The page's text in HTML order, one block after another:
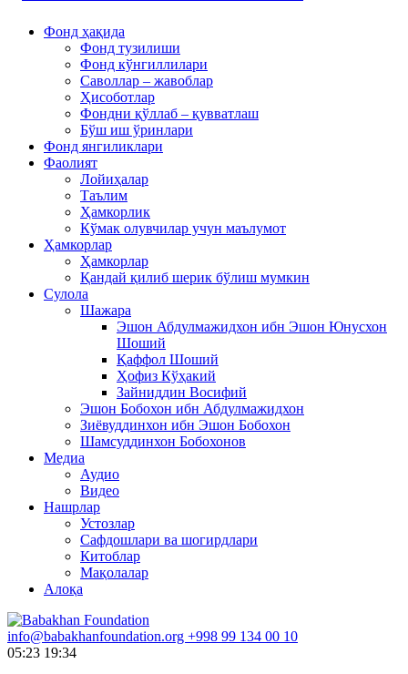
Фонд ҳақида
Фонд тузилиши
Фонд кўнгиллилари
Саволлар – жавоблар
Ҳисоботлар
Фондни қўллаб – қувватлаш
Бўш иш ўринлари
Фонд янгиликлари
Фаолият
Лойиҳалар
Таълим
Ҳамкорлик
Кўмак олувчилар учун маълумот
Ҳамкорлар
Ҳамкорлар
Қандай қилиб шерик бўлиш мумкин
Сулола
Шажара
Эшон Абдулмажидхон ибн Эшон Юнусхон
Шоший
Қаффол Шоший
Ҳофиз Кўҳакий
Зайниддин Восифий
Эшон Бобохон ибн Абдулмажидхон
Зиёвуддинхон ибн Эшон Бобохон
Шамсуддинхон Бобохонов
Медиа
Аудио
Видео
Нашрлар
Устозлар
Сафдошлари ва шогирдлари
Китоблар
Мақолалар
Алоқа
info@babakhanfoundation.org +998 99 134 00 10
05:23 19:34